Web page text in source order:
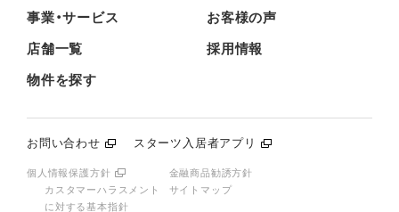
事業・サービス お客様の声
店舗一覧 採用情報
物件を探す
お問い合わせ スターツ入居者アプリ
個人情報保護方針
金融商品勧誘方針
カスタマーハラスメント
に対する基本指針
サイトマップ